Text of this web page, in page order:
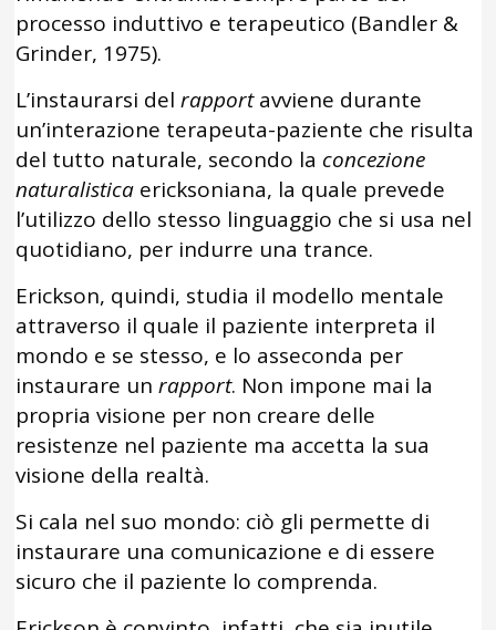
processo induttivo e terapeutico (Bandler &
Grinder, 1975).
L’instaurarsi delrapportavviene durante
un’interazione terapeuta-paziente che risulta
del tutto naturale, secondo la concezione
naturalistica ericksoniana, la quale prevede
l’utilizzo dello stesso linguaggio che si usa nel
quotidiano, per indurre una trance.
Erickson, quindi, studia il modello mentale
attraverso il quale il paziente interpreta il
mondo e se stesso, e lo asseconda per
instaurare unrapport. Non impone mai la
propria visione per non creare delle
resistenze nel paziente ma accetta la sua
visione della realtà.
Si cala nel suo mondo: ciò gli permette di
instaurare una comunicazione e di essere
sicuro che il paziente lo comprenda.